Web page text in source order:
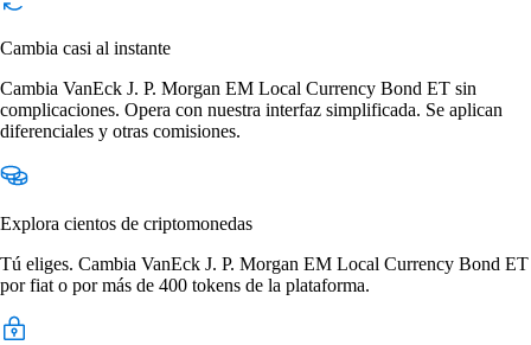
Cambia casi al instante
Cambia VanEck J. P. Morgan EM Local Currency Bond ET sin
complicaciones. Opera con nuestra interfaz simplificada. Se aplican
diferenciales y otras comisiones.
Explora cientos de criptomonedas
Tú eliges. Cambia VanEck J. P. Morgan EM Local Currency Bond ET
por fiat o por más de 400 tokens de la plataforma.